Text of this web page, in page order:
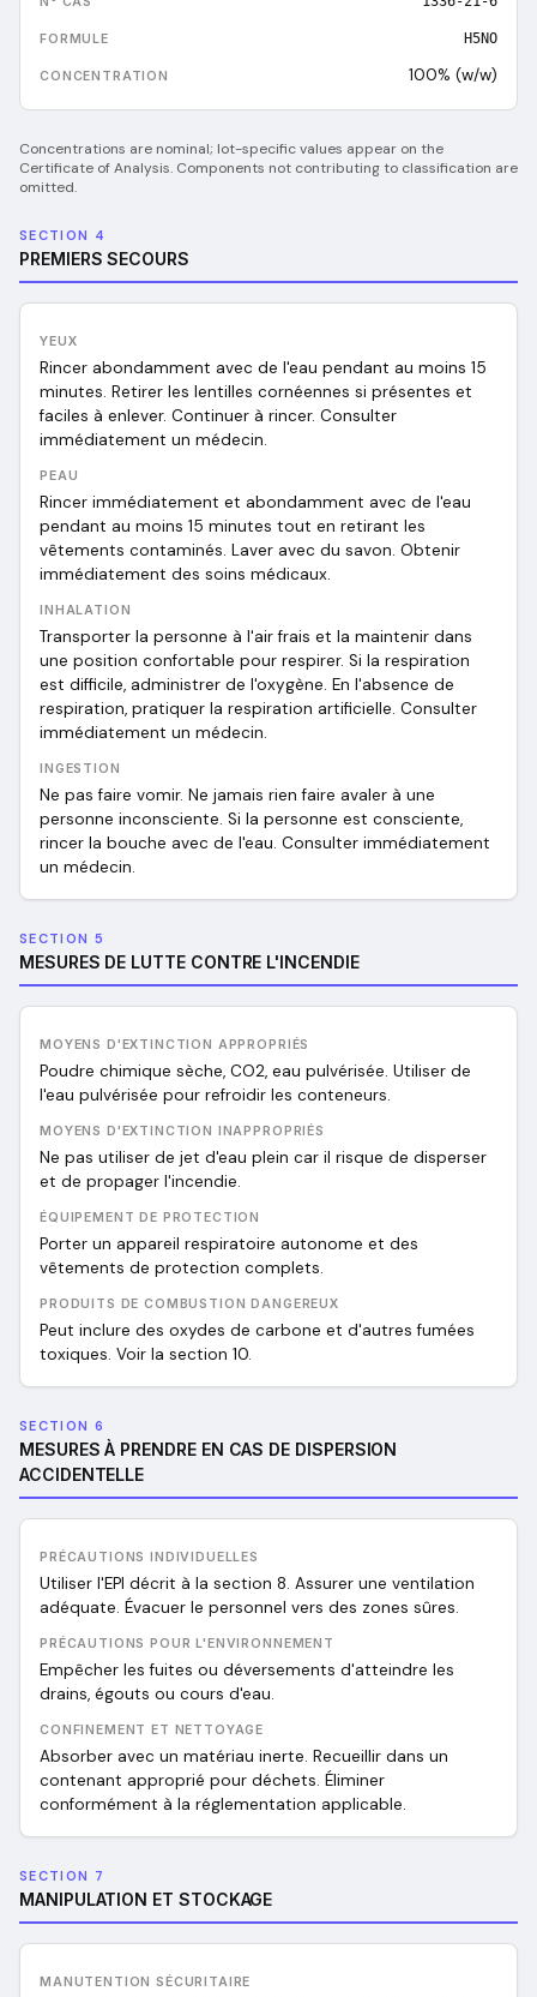
H5NO
100% (w/w)
Concentrations are nominal; lot-specific values appear on the
Certificate of Analysis. Components not contributing to classification are
omitted.
SECTION 4
PREMIERS SECOURS
YEUX
Rincer abondamment avec de l'eau pendant au moins 15
minutes. Retirer les lentilles cornéennes si présentes et
faciles à enlever. Continuer à rincer. Consulter
immédiatement un médecin.
PEAU
Rincer immédiatement et abondamment avec de l'eau
pendant au moins 15 minutes tout en retirant les
vêtements contaminés. Laver avec du savon. Obtenir
immédiatement des soins médicaux.
INHALATION
Transporter la personne à l'air frais et la maintenir dans
une position confortable pour respirer. Si la respiration
est difficile, administrer de l'oxygène. En l'absence de
respiration, pratiquer la respiration artificielle. Consulter
immédiatement un médecin.
INGESTION
Ne pas faire vomir. Ne jamais rien faire avaler à une
personne inconsciente. Si la personne est consciente,
rincer la bouche avec de l'eau. Consulter immédiatement
un médecin.
SECTION 5
MESURES DE LUTTE CONTRE L'INCENDIE
MOYENS D'EXTINCTION APPROPRIÉS
Poudre chimique sèche, CO2, eau pulvérisée. Utiliser de
l'eau pulvérisée pour refroidir les conteneurs.
MOYENS D'EXTINCTION INAPPROPRIÉS
Ne pas utiliser de jet d'eau plein car il risque de disperser
et de propager l'incendie.
ÉQUIPEMENT DE PROTECTION
Porter un appareil respiratoire autonome et des
vêtements de protection complets.
PRODUITS DE COMBUSTION DANGEREUX
Peut inclure des oxydes de carbone et d'autres fumées
toxiques. Voir la section 10.
SECTION 6
MESURES À PRENDRE EN CAS DE DISPERSION
ACCIDENTELLE
PRÉCAUTIONS INDIVIDUELLES
Utiliser l'EPI décrit à la section 8. Assurer une ventilation
adéquate. Évacuer le personnel vers des zones sûres.
PRÉCAUTIONS POUR L'ENVIRONNEMENT
Empêcher les fuites ou déversements d'atteindre les
drains, égouts ou cours d'eau.
CONFINEMENT ET NETTOYAGE
Absorber avec un matériau inerte. Recueillir dans un
contenant approprié pour déchets. Éliminer
conformément à la réglementation applicable.
SECTION 7
MANIPULATION ET STOCKAGE
MANUTENTION SÉCURITAIRE